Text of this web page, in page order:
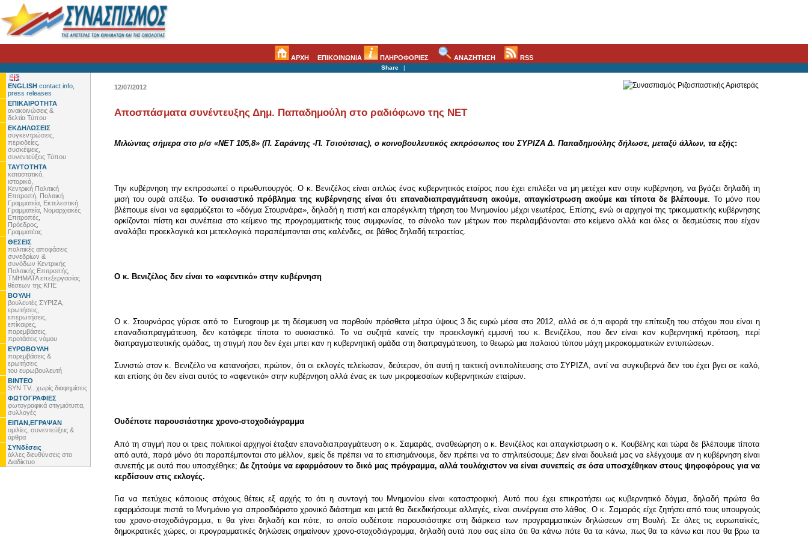
ΑΡΧΗ ΕΠΙΚΟΙΝΩΝΙΑ ΠΛΗΡΟΦΟΡΙΕΣ ΑΝΑΖΗΤΗΣΗ RSS
Share |
ENGLISH contact info,
press releases
ΕΠΙΚΑΙΡΟΤΗΤΑ
ανακοινώσεις &
δελτία Τύπου
ΕΚΔΗΛΩΣΕΙΣ
συγκεντρώσεις,
περιοδείες,
συσκέψεις,
συνεντεύξεις Τύπου
ΤΑΥΤΟΤΗΤΑ
καταστατικό,
ιστορικό,
Κεντρική Πολιτική
Επιτροπή, Πολιτική
Γραμματεία, Εκτελεστική
Γραμματεία, Νομαρχιακές
Επιτροπές,
Πρόεδρος,
Γραμματέας
ΘΕΣΕΙΣ
πολιτικές αποφάσεις
συνεδρίων &
συνόδων Κεντρικής
Πολιτικής Επιτροπής,
ΤΜΗΜΑΤΑ επεξεργασίας
θέσεων της ΚΠΕ
ΒΟΥΛΗ
βουλευτές ΣΥΡΙΖΑ,
ερωτήσεις,
επερωτήσεις,
επίκαιρες,
παρεμβάσεις,
προτάσεις νόμου
ΕΥΡΩΒΟΥΛΗ
παρεμβάσεις &
ερωτήσεις
του ευρωβουλευτή
ΒΙΝΤΕΟ
SYN TV.. χωρίς διαφημίσεις
ΦΩΤΟΓΡΑΦΙΕΣ
φωτογραφικά στιγμιότυπα,
συλλογές
ΕΙΠΑΝ,ΕΓΡΑΨΑΝ
ομιλίες, συνεντεύξεις &
άρθρα
ΣΥΝδέσεις
άλλες διευθύνσεις στο
Διαδίκτυο
12/07/2012
Αποσπάσματα συνέντευξης Δημ. Παπαδημούλη στο ραδιόφωνο της ΝΕΤ
Μιλώντας σήμερα στο ρ/σ «ΝΕΤ 105,8» (Π. Σαράντης -Π. Τσιούτσιας), ο κοινοβουλευτικός εκπρόσωπος του ΣΥΡΙΖΑ Δ. Παπαδημούλης δήλωσε, μεταξύ άλλων, τα εξής:
Την κυβέρνηση την εκπροσωπεί ο πρωθυπουργός. Ο κ. Βενιζέλος είναι απλώς ένας κυβερνητικός εταίρος που έχει επιλέξει να μη μετέχει καν στην κυβέρνηση, να βγάζει δηλαδή τη
μισή του ουρά απέξω. Το ουσιαστικό πρόβλημα της κυβέρνησης είναι ότι επαναδιαπραγμάτευση ακούμε, απαγκίστρωση ακούμε και τίποτα δε βλέπουμε . Το μόνο που
βλέπουμε είναι να εφαρμόζεται το «δόγμα Στουρνάρα», δηλαδή η πιστή και απαρέγκλιτη τήρηση του Μνημονίου μέχρι νεωτέρας. Επίσης, ενώ οι αρχηγοί της τρικομματικής κυβέρνησης
ορκίζονται πίστη και συνέπεια στο κείμενο της προγραμματικής τους συμφωνίας, το σύνολο των μέτρων που περιλαμβάνονται στο κείμενο αλλά και όλες οι δεσμεύσεις που είχαν
αναλάβει προεκλογικά και μετεκλογικά παραπέμπονται στις καλένδες, σε βάθος δηλαδή τετραετίας.
Ο κ. Βενιζέλος δεν είναι το «αφεντικό» στην κυβέρνηση
Ο κ. Στουρνάρας γύρισε από το Eurogroup με τη δέσμευση να παρθούν πρόσθετα μέτρα ύψους 3 δις ευρώ μέσα στο 2012, αλλά σε ό,τι αφορά την επίτευξη του στόχου που είναι η
επαναδιαπραγμάτευση, δεν κατάφερε τίποτα το ουσιαστικό. Το να συζητά κανείς την προεκλογική εμμονή του κ. Βενιζέλου, που δεν είναι καν κυβερνητική πρόταση, περί
διαπραγματευτικής ομάδας, τη στιγμή που δεν έχει μπει καν η κυβερνητική ομάδα στη διαπραγμάτευση, το θεωρώ μια παλαιού τύπου μάχη μικροκομματικών εντυπώσεων.
Συνιστώ στον κ. Βενιζέλο να κατανοήσει, πρώτον, ότι οι εκλογές τελείωσαν, δεύτερον, ότι αυτή η τακτική αντιπολίτευσης στο ΣΥΡΙΖΑ, αντί να συγκυβερνά δεν του έχει βγει σε καλό,
και επίσης ότι δεν είναι αυτός το «αφεντικό» στην κυβέρνηση αλλά ένας εκ των μικρομεσαίων κυβερνητικών εταίρων.
Ουδέποτε παρουσιάστηκε χρονο-στοχοδιάγραμμα
Από τη στιγμή που οι τρεις πολιτικοί αρχηγοί έταξαν επαναδιαπραγμάτευση ο κ. Σαμαράς, αναθεώρηση ο κ. Βενιζέλος και απαγκίστρωση ο κ. Κουβέλης και τώρα δε βλέπουμε τίποτα
από αυτά, παρά μόνο ότι παραπέμπονται στο μέλλον, εμείς δε πρέπει να το επισημάνουμε, δεν πρέπει να το στηλιτεύσουμε; Δεν είναι δουλειά μας να ελέγχουμε αν η κυβέρνηση είναι
συνεπής με αυτά που υποσχέθηκε; Δε ζητούμε να εφαρμόσουν το δικό μας πρόγραμμα, αλλά τουλάχιστον να είναι συνεπείς σε όσα υποσχέθηκαν στους ψηφοφόρους για να
κερδίσουν στις εκλογές.
Για να πετύχεις κάποιους στόχους θέτεις εξ αρχής το ότι η συνταγή του Μνημονίου είναι καταστροφική. Αυτό που έχει επικρατήσει ως κυβερνητικό δόγμα, δηλαδή πρώτα θα
εφαρμόσουμε πιστά το Μνημόνιο για απροσδιόριστο χρονικό διάστημα και μετά θα διεκδικήσουμε αλλαγές, είναι συνέργεια στο λάθος. Ο κ. Σαμαράς είχε ζητήσει από τους υπουργούς
του χρονο-στοχοδιάγραμμα, τι θα γίνει δηλαδή και πότε, το οποίο ουδέποτε παρουσιάστηκε στη διάρκεια των προγραμματικών δηλώσεων στη Βουλή. Σε όλες τις ευρωπαϊκές,
δημοκρατικές χώρες, οι προγραμματικές δηλώσεις σημαίνουν χρονο-στοχοδιάγραμμα, δηλαδή αυτά που σας είπα ότι θα κάνω πότε θα τα κάνω, πως θα τα κάνω και που θα βρω τα